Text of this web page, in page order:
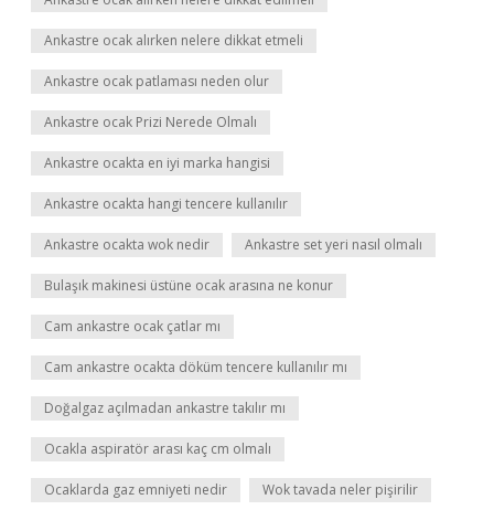
Ankastre ocak alırken nelere dikkat etmeli
Ankastre ocak patlaması neden olur
Ankastre ocak Prizi Nerede Olmalı
Ankastre ocakta en iyi marka hangisi
Ankastre ocakta hangi tencere kullanılır
Ankastre ocakta wok nedir Ankastre set yeri nasıl olmalı
Bulaşık makinesi üstüne ocak arasına ne konur
Cam ankastre ocak çatlar mı
Cam ankastre ocakta döküm tencere kullanılır mı
Doğalgaz açılmadan ankastre takılır mı
Ocakla aspiratör arası kaç cm olmalı
Ocaklarda gaz emniyeti nedir Wok tavada neler pişirilir